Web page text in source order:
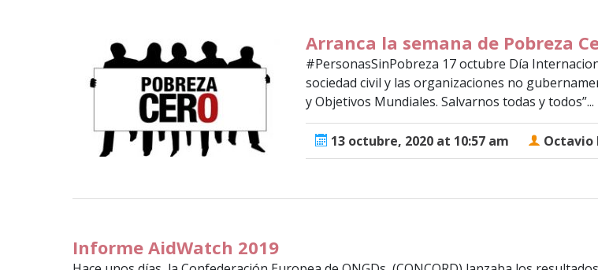
Arranca la semana de Pobreza
#PersonasSinPobreza 17 octubre Día
sociedad civil y las organizaciones no
y Objetivos Mundiales. Salvarnos todas y todos”...
13 octubre, 2020 at 10:57 am Octavio
Informe AidWatch 2019